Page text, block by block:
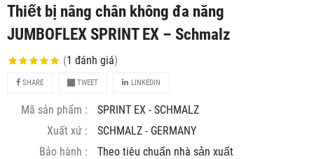
Thiết bị nâng chân không đa năng
JUMBOFLEX SPRINT EX – Schmalz
(1 đánh giá)
SHARE TWEET LINKEDIN
Mã sản phẩm :
SPRINT EX - SCHMALZ
Xuất xứ :
SCHMALZ - GERMANY
Bảo hành :
Theo tiêu chuẩn nhà sản xuất